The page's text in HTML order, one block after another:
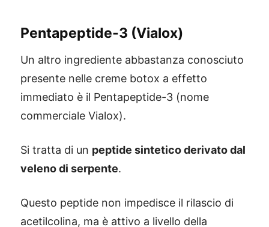
Pentapeptide-3 (Vialox)
Un altro ingrediente abbastanza conosciuto
presente nelle creme botox a effetto
immediato è il Pentapeptide-3 (nome
commerciale Vialox).
Si tratta di un peptide sintetico derivato dal
veleno di serpente.
Questo peptide non impedisce il rilascio di
acetilcolina, ma è attivo a livello della